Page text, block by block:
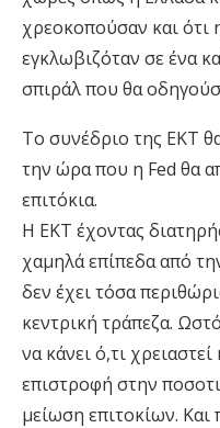
χρεοκοπούσαν και ότι
εγκλωβιζόταν σε ένα
σπιράλ που θα
Το συνέδριο της ΕΚΤ
την ώρα που η Fed θα
επιτόκια.
Η ΕΚΤ έχοντας
χαμηλά επίπεδα από
δεν έχει τόσα
κεντρική τράπεζα.
να κάνει ό,τι
επιστροφή στην
μείωση επιτοκίων.